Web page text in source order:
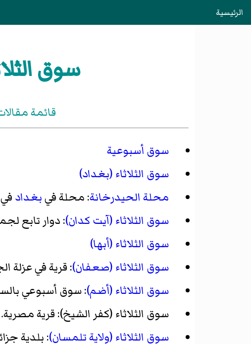
الرئيسية
سوق
قائمة
سوق أسبوعية
سوق الثلاثاء (بغداد)
محلة الحيدرخانة: محلة فيبغداد
سوق الثلاثاء (آيت كدان): دوار تابع
سوق الثلاثاء (أبها)
سوق الثلاثاء (صعفان): قرية في عزلة
سوق الثلاثاء (أضم): سوق أسبوعي
سوق الثلاثاء (كفر الشيخ): قرية مصرية.
سوق الثلاثاء (ولاية تلمسان): بلدية